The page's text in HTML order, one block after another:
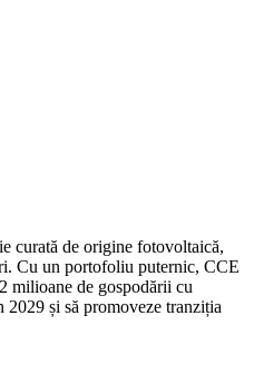
curată de origine fotovoltaică,
Cu un portofoliu puternic, CCE
milioane de gospodării cu
2029 și să promoveze tranziția